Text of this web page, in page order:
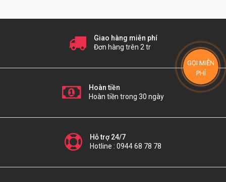
Giao hàng miễn phí
Đơn hàng trên 2 tr
Hoàn tiền
Hoàn tiền trong 30 ngày
Hỗ trợ 24/7
Hotline : 0944 68 78 78
GỌI MIỄN
PHÍ